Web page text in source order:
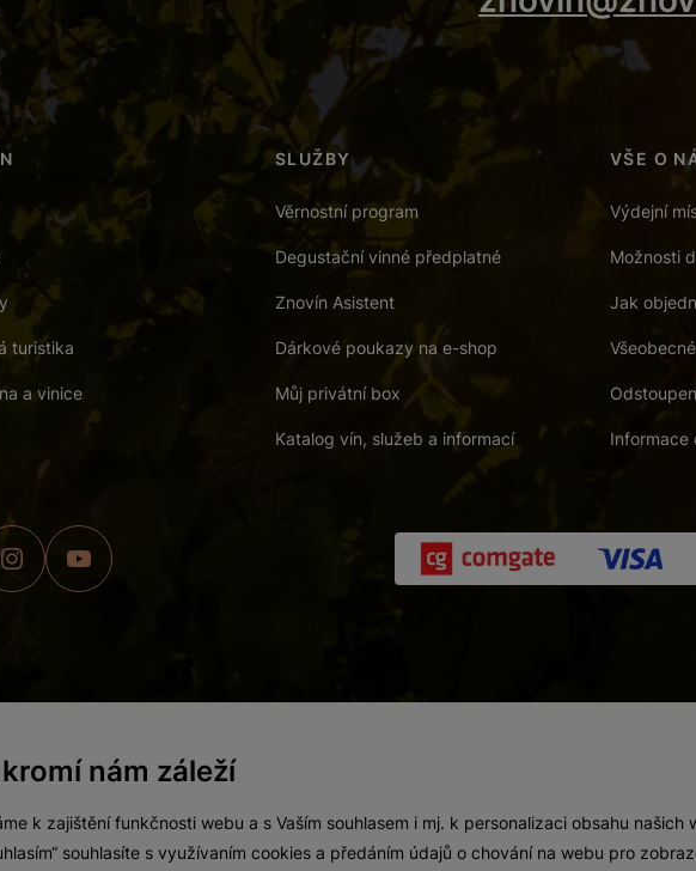
turistika
a vinice
SLUŽBY
Věrnostní program
Degustační vinné předplatné
Znovín Asistent
Dárkové poukazy na e-shop
Můj privátní box
Katalog vín, služeb a informací
VŠE O
Výdejní
Možnosti
Jak
Informace
Zákaz prodeje alkoholických nápojů osobám mladším 18 let.
Vytvořil webProgress
nám záleží
k zajištění funkčnosti webu a s Vaším souhlasem i mj. k personalizaci obsahu našich
souhlasíte s využívaním cookies a předáním údajů o chování na webu pro